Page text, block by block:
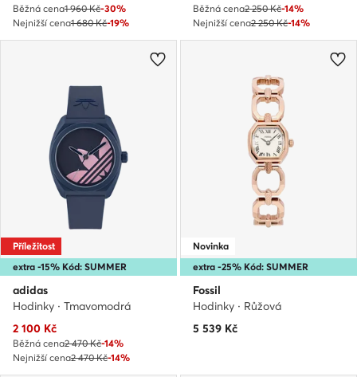
Běžná cena1 960 Kč-30%
Nejnižší cena1 680 Kč-19%
Běžná cena2 250 Kč-14%
Nejnižší cena2 250 Kč-14%
extra -15% Kód: SUMMER
Příležitost
adidas
Hodinky · Tmavomodrá
Aktuální cena
2 100 Kč
Běžná cena2 470 Kč-14%
Nejnižší cena2 470 Kč-14%
extra -25% Kód: SUMMER
Novinka
Fossil
Hodinky · Růžová
5 539 Kč